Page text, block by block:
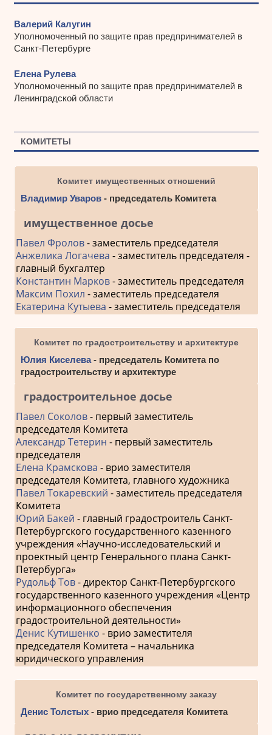
Валерий Калугин
Уполномоченный по защите прав предпринимателей в
Санкт-Петербурге
Елена Рулева
Уполномоченный по защите прав предпринимателей в
Ленинградской области
КОМИТЕТЫ
Комитет имущественных отношений
Владимир Уваров- председатель Комитета
имущественное досье
Павел Фролов- заместитель председателя
Анжелика Логачева - заместитель председателя -
главный бухгалтер
Константин Марков- заместитель председателя
Максим Похил - заместитель председателя
Екатерина Кутыева - заместитель председателя
Комитет по градостроительству и архитектуре
Юлия Киселева- председатель Комитета по
градостроительству и архитектуре
градостроительное досье
Павел Соколов- первый заместитель
председателя Комитета
Александр Тетерин - первый заместитель
председателя
Елена Крамскова - врио заместителя
председателя Комитета, главного художника
Павел Токаревский - заместитель председателя
Комитета
Юрий Бакей - главный градостроитель Санкт-
Петербургского государственного казенного
учреждения «Научно-исследовательский и
проектный центр Генерального плана Санкт-
Петербурга»
Рудольф Тов- директор Санкт-Петербургского
государственного казенного учреждения «Центр
информационного обеспечения
градостроительной деятельности»
Денис Кутишенко - врио заместителя
председателя Комитета – начальника
юридического управления
Комитет по государственному заказу
Денис Толстых- врио председателя Комитета